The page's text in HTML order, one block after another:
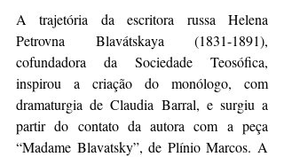
A trajetória da escritora russa Helena
Petrovna Blavátskaya (1831-1891),
cofundadora da Sociedade Teosófica,
inspirou a criação do monólogo, com
dramaturgia de Claudia Barral, e surgiu a
partir do contato da autora com a peça
“Madame Blavatsky”, de Plínio Marcos. A